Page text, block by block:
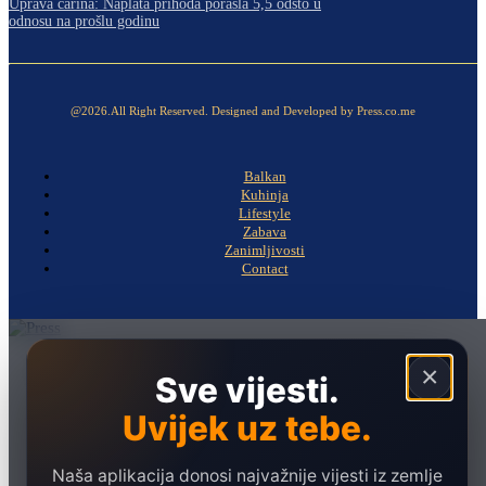
Uprava carina: Naplata prihoda porasla 5,5 odsto u
odnosu na prošlu godinu
@2026.All Right Reserved. Designed and Developed by Press.co.me
Balkan
Kuhinja
Lifestyle
Zabava
Zanimljivosti
Contact
×
Sve vijesti.
Uvijek uz tebe.
Naša aplikacija donosi najvažnije vijesti iz zemlje